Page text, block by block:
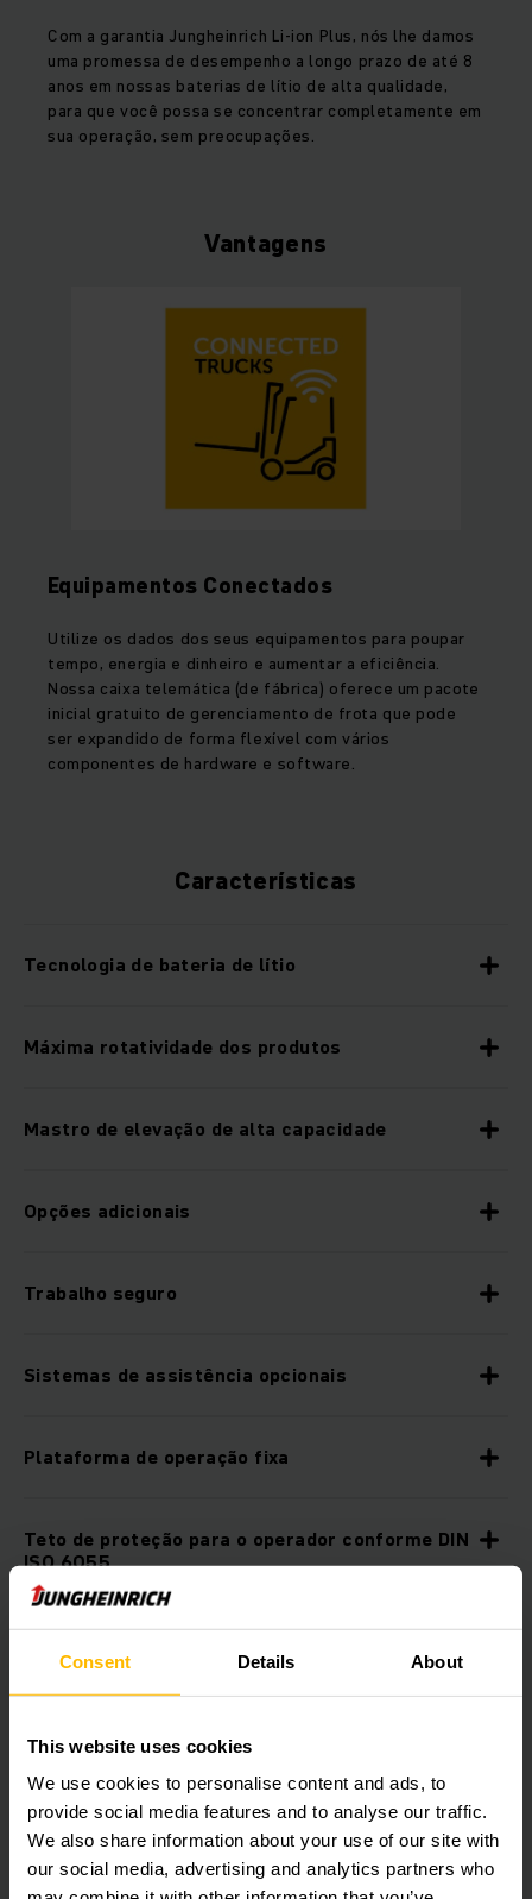
Consent Details About
This website uses cookies
We use cookies to personalise content and ads, to
provide social media features and to analyse our traffic.
We also share information about your use of our site with
our social media, advertising and analytics partners who
Com a garantia Jungheinrich Li-ion Plus, nós lhe damos
uma promessa de desempenho a longo prazo de até 8
anos em nossas baterias de lítio de alta qualidade,
para que você possa se concentrar completamente em
sua operação, sem preocupações.
Vantagens
Equipamentos Conectados
Utilize os dados dos seus equipamentos para poupar
tempo, energia e dinheiro e aumentar a eficiência.
Nossa caixa telemática (de fábrica) oferece um pacote
inicial gratuito de gerenciamento de frota que pode
ser expandido de forma flexível com vários
componentes de hardware e software.
Características
Tecnologia de bateria de lítio
Máxima rotatividade dos produtos
Mastro de elevação de alta capacidade
Opções adicionais
Trabalho seguro
Sistemas de assistência opcionais
Plataforma de operação fixa
Teto de proteção para o operador conforme DIN
ISO 6055
Direção smartPILOT
Displays multifuncionais